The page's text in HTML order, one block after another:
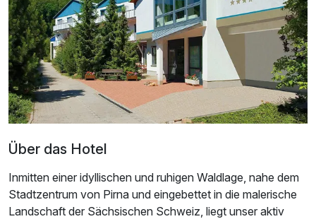
Doppelzimmer Komfort
2 Erwachsene und 1 Kind
Über das Hotel
Inmitten einer idyllischen und ruhigen Waldlage, nahe dem
Stadtzentrum von Pirna und eingebettet in die malerische
Landschaft der Sächsischen Schweiz, liegt unser aktiv